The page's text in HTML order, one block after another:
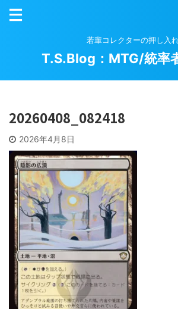
若輩コレクターの押し入
T.S.Blog：MTG/統率
20260408_082418
2026年4月8日